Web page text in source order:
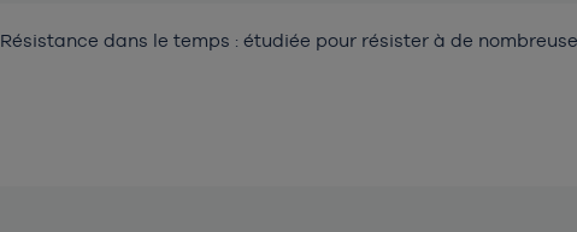
Résistance dans le temps : étudiée pour résister à de